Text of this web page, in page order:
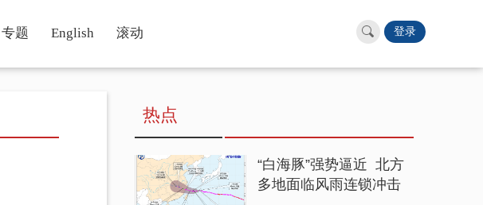
专题 English 滚动 登录
热点
“白海豚”强势逼近 北方
多地面临风雨连锁冲击